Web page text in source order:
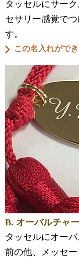
タッセルにサー
セサリー感覚で
す。
この名入れがで
B. オーバルチャ
タッセルにオー
前の他、メッセー